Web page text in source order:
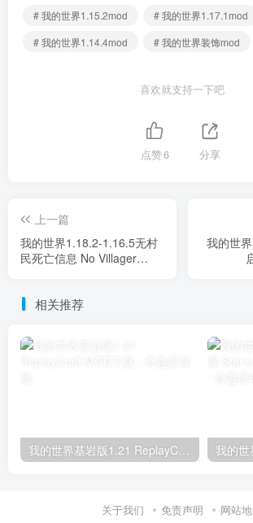
# 我的世界1.15.2mod
# 我的世界1.17.1mod
# 我的世界1.14.4mod
# 我的世界装饰mod
喜欢就支持一下吧
点赞6 分享
上一篇
我的世界1.18.2-1.16.5无村
民死亡信息 No Villager
我的世
相关推荐
关于我们 免责声明 网站